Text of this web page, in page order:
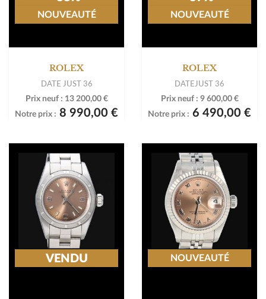
ROLEX
DATE JUST 36
Prix neuf : 13 200,00 €
Notre prix : 8 990,00 €
NOUVEAUTÉ
ROLEX
DATEJUST 36
Prix neuf : 9 600,00 €
Notre prix : 6 490,00 €
NOUVEAUTÉ
VENDU NOUVEAUTÉ